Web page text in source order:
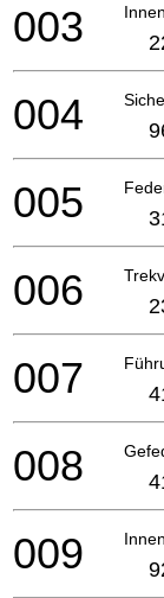
003
004
005
006
007
008
009